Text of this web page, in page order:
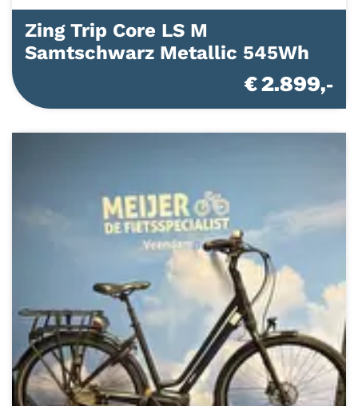
Zing Trip Core LS M
Samtschwarz Metallic 545Wh
€ 2.899,-